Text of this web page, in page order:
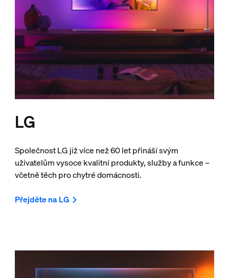
LG
Společnost LG již více než 60 let přináší svým
uživatelům vysoce kvalitní produkty, služby a funkce –
včetně těch pro chytré domácnosti.
Přejděte na LG